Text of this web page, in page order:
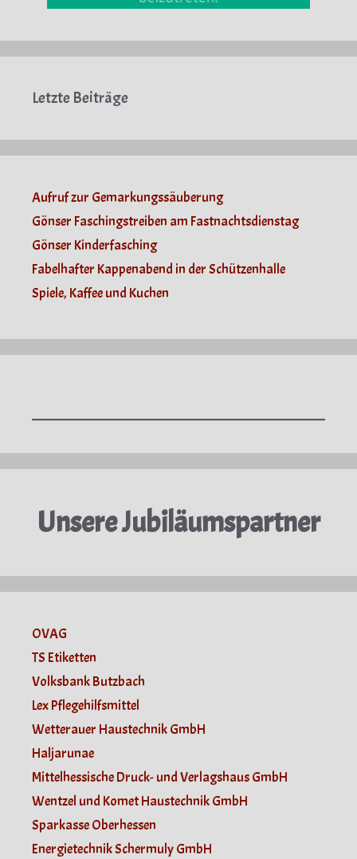
Letzte Beiträge
Aufruf zur Gemarkungssäuberung
Gönser Faschingstreiben am Fastnachtsdienstag
Gönser Kinderfasching
Fabelhafter Kappenabend in der Schützenhalle
Spiele, Kaffee und Kuchen
Unsere Jubiläumspartner
OVAG
TS Etiketten
Volksbank Butzbach
Lex Pflegehilfsmittel
Wetterauer Haustechnik GmbH
Haljarunae
Mittelhessische Druck- und Verlagshaus GmbH
Wentzel und Komet Haustechnik GmbH
Sparkasse Oberhessen
Energietechnik Schermuly GmbH